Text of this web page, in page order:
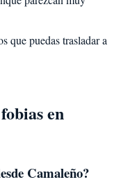
que puedas trasladar a
en
Camaleño?